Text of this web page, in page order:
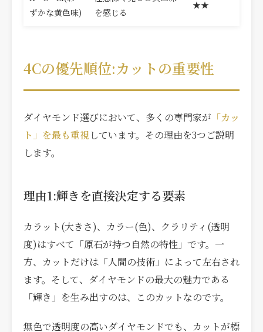
ずかな黄色味)
を感じる
★★
4Cの優先順位:カットの重要性
ダイヤモンド選びにおいて、多くの専門家が 「カッ
ト」を最も重視しています。その理由を3つご説明
します。
理由1:輝きを直接決定する要素
カラット(大きさ)、カラー(色)、クラリティ(透明
度)はすべて「原石が持つ自然の特性」です。一
方、カットだけは「人間の技術」によって左右され
ます。そして、ダイヤモンドの最大の魅力である
「輝き」を生み出すのは、このカットなのです。
無色で透明度の高いダイヤモンドでも、カットが標